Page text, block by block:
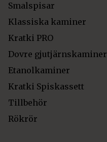
Smalspisar
Klassiska kaminer
Kratki PRO
Dovre gjutjärnskaminer
Etanolkaminer
Kratki Spiskassett
Tillbehör
Rökrör